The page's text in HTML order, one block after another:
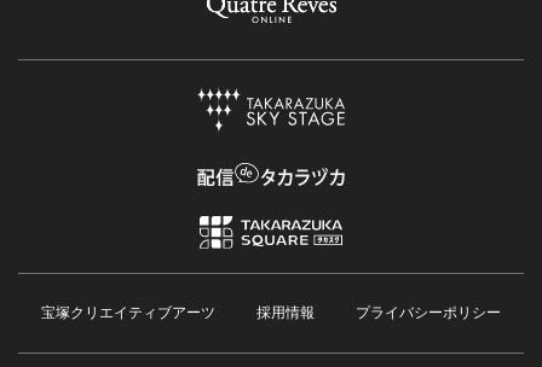
宝塚クリエイティブアーツ 採用情報 プライバシーポリシー